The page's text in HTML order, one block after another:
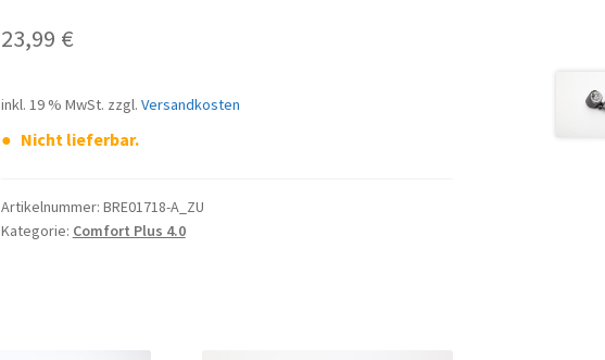
23,99 €
inkl. 19 % MwSt. zzgl. Versandkosten
Nicht lieferbar.
Artikelnummer: BRE01718-A_ZU
Kategorie: Comfort Plus 4.0